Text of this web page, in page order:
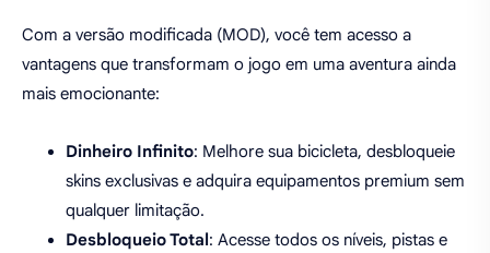
Com a versão modificada (MOD), você tem acesso a
vantagens que transformam o jogo em uma aventura ainda
mais emocionante:
Dinheiro Infinito: Melhore sua bicicleta, desbloqueie
skins exclusivas e adquira equipamentos premium sem
qualquer limitação.
Desbloqueio Total: Acesse todos os níveis, pistas e